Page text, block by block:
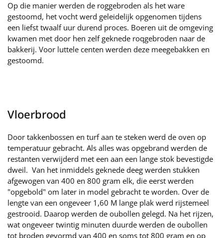
Op die manier werden de roggebroden als het ware
gestoomd, het vocht werd geleidelijk opgenomen tijdens
een liefst twaalf uur durend proces. Boeren uit de omgeving
kwamen met door hen zelf geknede roqgebroden naar de
bakkerij. Voor luttele centen werden deze meegebakken en
gestoomd.
Vloerbrood
Door takkenbossen en turf aan te steken werd de oven op
temperatuur gebracht. Als alles was opgebrand werden de
restanten verwijderd met een aan een lange stok bevestigde
dweil. Van het inmiddels geknede deeg werden stukken
afgewogen van 400 en 800 gram elk, die eerst werden
"opgebold" om later in model gebracht te worden. Over de
lengte van een ongeveer 1,60 M lange plak werd rijstemeel
gestrooid. Daarop werden de oubollen gelegd. Na het rijzen,
wat ongeveer twintig minuten duurde werden de oubollen
tot broden gevormd van 400 en soms tot 800 gram en op